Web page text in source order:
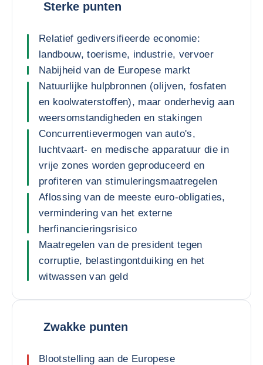
Sterke punten
Relatief gediversifieerde economie:
landbouw, toerisme, industrie, vervoer
Nabijheid van de Europese markt
Natuurlijke hulpbronnen (olijven, fosfaten
en koolwaterstoffen), maar onderhevig aan
weersomstandigheden en stakingen
Concurrentievermogen van auto's,
luchtvaart- en medische apparatuur die in
vrije zones worden geproduceerd en
profiteren van stimuleringsmaatregelen
Aflossing van de meeste euro-obligaties,
vermindering van het externe
herfinancieringsrisico
Maatregelen van de president tegen
corruptie, belastingontduiking en het
witwassen van geld
Zwakke punten
Blootstelling aan de Europese